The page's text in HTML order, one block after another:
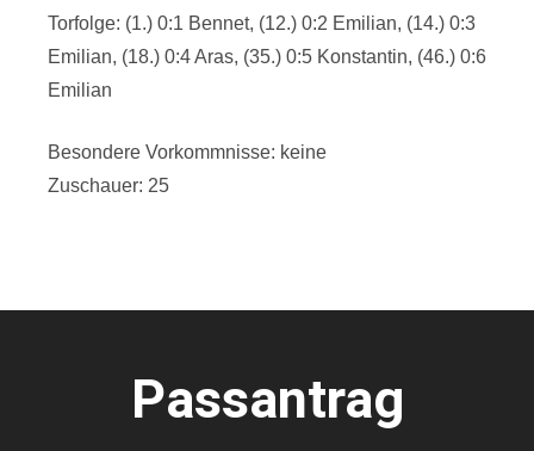
Torfolge: (1.) 0:1 Bennet, (12.) 0:2 Emilian, (14.) 0:3
Emilian, (18.) 0:4 Aras, (35.) 0:5 Konstantin, (46.) 0:6
Emilian
Besondere Vorkommnisse: keine
Zuschauer: 25
Passantrag